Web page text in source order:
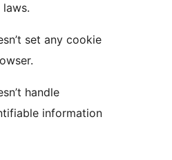
set any cookie
handle
information